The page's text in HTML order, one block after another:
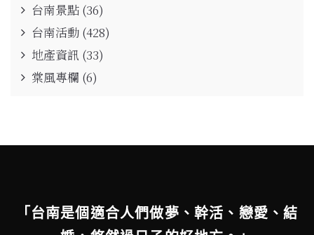
台南景點 (36)
台南活動 (428)
地產資訊 (33)
棠風專欄 (6)
「台南是個適合人們做夢、幹活、戀愛、結